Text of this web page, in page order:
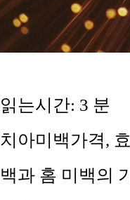
읽는시간: 3 분
치아미백가격,
백과 홈 미백의